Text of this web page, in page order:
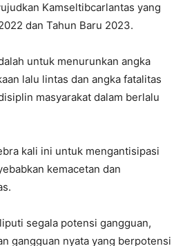
Kamseltibcarlantas yang
dan Tahun Baru 2023.
untuk menurunkan angka
lalu lintas dan angka fatalitas
masyarakat dalam berlalu
kali ini untuk mengantisipasi
kemacetan dan
segala potensi gangguan,
gangguan nyata yang berpotensi